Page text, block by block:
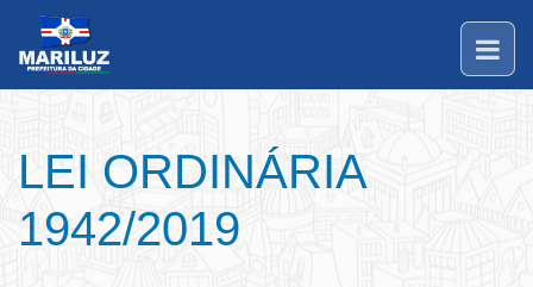
LEI ORDINÁRIA
1942/2019